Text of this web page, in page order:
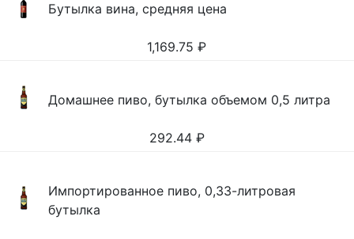
Бутылка вина, средняя цена
1,169.75 ₽
Домашнее пиво, бутылка объемом 0,5 литра
292.44 ₽
Импортированное пиво, 0,33-литровая
бутылка